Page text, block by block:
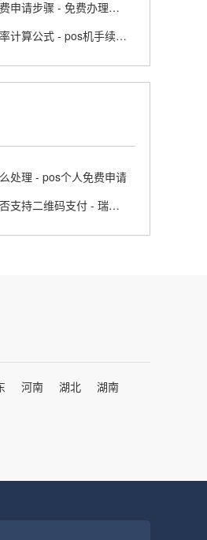
正规POS个人免费申请步骤 - 免费办理个人POS机的方法
POS机手续费费率计算公式 - pos机手续费标准
处理 - pos个人免费申请
瑞银信POS机是否支持二维码支付 - 瑞银信pos使用教程
河南 湖北
湖南